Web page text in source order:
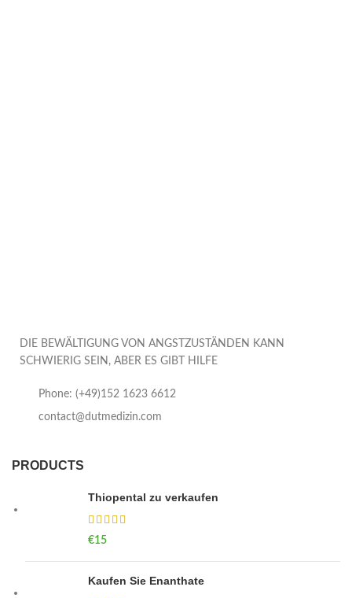
DIE BEWÄLTIGUNG VON ANGSTZUSTÄNDEN KANN
SCHWIERIG SEIN, ABER ES GIBT HILFE
Phone: (+49)152 1623 6612
contact@dutmedizin.com
PRODUCTS
Thiopental zu verkaufen
€15
Kaufen Sie Enanthate